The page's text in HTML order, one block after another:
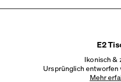
E2
Ikonisch &
Ursprünglich entworfen
Mehr